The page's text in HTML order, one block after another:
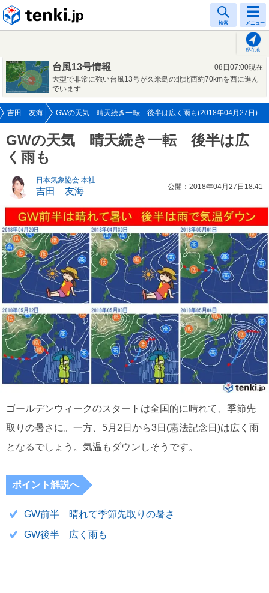
検索 メニュー
現在地
台風13号情報
08日07:00現在
大型で非常に強い台風13号が久米島の北北西約70kmを西に進ん
でいます
吉田 友海 GWの天気 晴天続き一転 後半は広く雨も(2018年04月27日)
GWの天気 晴天続き一転 後半は広
く雨も
日本気象協会 本社
吉田 友海 公開：2018年04月27日18:41
ゴールデンウィークのスタートは全国的に晴れて、季節先
取りの暑さに。一方、5月2日から3日(憲法記念日)は広く雨
となるでしょう。気温もダウンしそうです。
ポイント解説へ
GW前半 晴れて季節先取りの暑さ
GW後半 広く雨も